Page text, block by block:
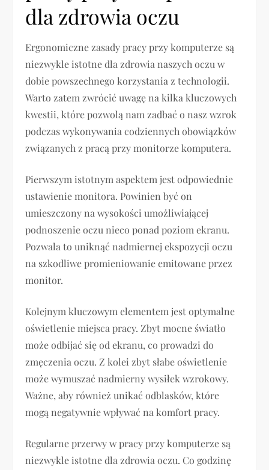
dla zdrowia oczu
Ergonomiczne zasady pracy przy komputerze są
niezwykle istotne dla zdrowia naszych oczu w
dobie powszechnego korzystania z technologii.
Warto zatem zwrócić uwagę na kilka kluczowych
kwestii, które pozwolą nam zadbać o nasz wzrok
podczas wykonywania codziennych obowiązków
związanych z pracą przy monitorze komputera.
Pierwszym istotnym aspektem jest odpowiednie
ustawienie monitora. Powinien być on
umieszczony na wysokości umożliwiającej
podnoszenie oczu nieco ponad poziom ekranu.
Pozwala to uniknąć nadmiernej ekspozycji oczu
na szkodliwe promieniowanie emitowane przez
monitor.
Kolejnym kluczowym elementem jest optymalne
oświetlenie miejsca pracy. Zbyt mocne światło
może odbijać się od ekranu, co prowadzi do
zmęczenia oczu. Z kolei zbyt słabe oświetlenie
może wymuszać nadmierny wysiłek wzrokowy.
Ważne, aby również unikać odblasków, które
mogą negatywnie wpływać na komfort pracy.
Regularne przerwy w pracy przy komputerze są
niezwykle istotne dla zdrowia oczu. Co godzinę